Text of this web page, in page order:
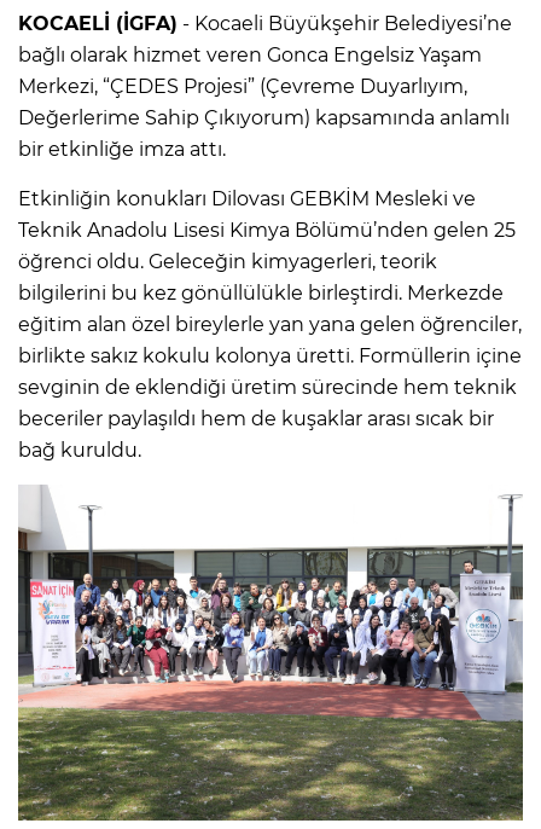
KOCAELİ (İGFA) - Kocaeli Büyükşehir Belediyesi’ne
bağlı olarak hizmet veren Gonca Engelsiz Yaşam
Merkezi, “ÇEDES Projesi” (Çevreme Duyarlıyım,
Değerlerime Sahip Çıkıyorum) kapsamında anlamlı
bir etkinliğe imza attı.
Etkinliğin konukları Dilovası GEBKİM Mesleki ve
Teknik Anadolu Lisesi Kimya Bölümü’nden gelen 25
öğrenci oldu. Geleceğin kimyagerleri, teorik
bilgilerini bu kez gönüllülükle birleştirdi. Merkezde
eğitim alan özel bireylerle yan yana gelen öğrenciler,
birlikte sakız kokulu kolonya üretti. Formüllerin içine
sevginin de eklendiği üretim sürecinde hem teknik
beceriler paylaşıldı hem de kuşaklar arası sıcak bir
bağ kuruldu.